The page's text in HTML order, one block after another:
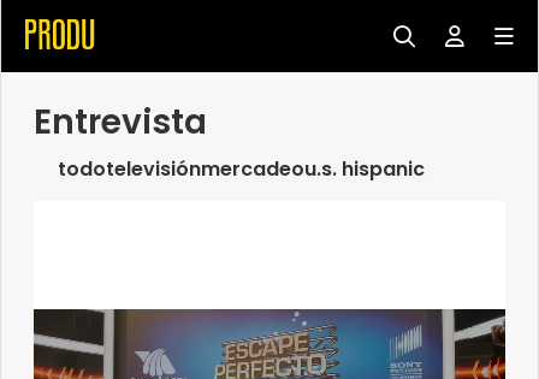
Entrevista
todotelevisiónmercadeou.s. hispanic